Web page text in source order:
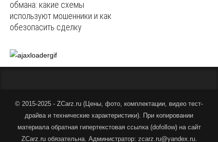
обмана: какие схемы
используют мошенники и как
обезопасить сделку
© 2015-2025 - ZCarz.ru (Цены, фото, комплектации, видео тест-
драйва и технические характеристики). При копировании
материала обратная гипертекстовая ссылка (dofollow) на сайт
ZCarz.ru обязательна. Администратор: zcarz.ru@yandex.ru.